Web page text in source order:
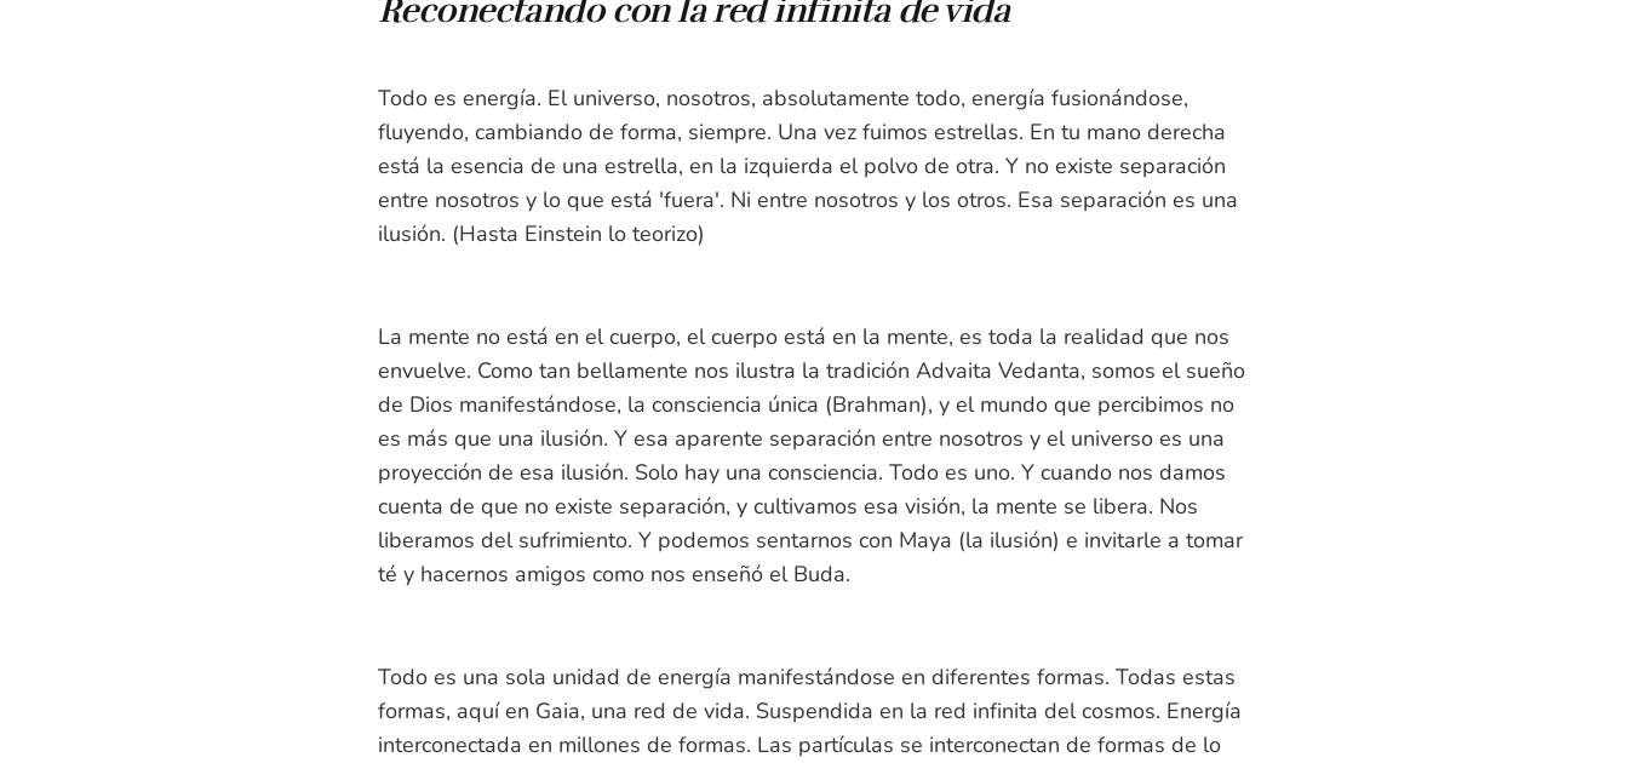
Reconectando con la red infinita de vida
Todo es energía. El universo, nosotros, absolutamente todo, energía fusionándose,
fluyendo, cambiando de forma, siempre. Una vez fuimos estrellas. En tu mano derecha
está la esencia de una estrella, en la izquierda el polvo de otra. Y no existe separación
entre nosotros y lo que está 'fuera'. Ni entre nosotros y los otros. Esa separación es una
ilusión. (Hasta Einstein lo teorizo)
La mente no está en el cuerpo, el cuerpo está en la mente, es toda la realidad que nos
envuelve. Como tan bellamente nos ilustra la tradición Advaita Vedanta, somos el sueño
de Dios manifestándose, la consciencia única (Brahman), y el mundo que percibimos no
es más que una ilusión. Y esa aparente separación entre nosotros y el universo es una
proyección de esa ilusión. Solo hay una consciencia. Todo es uno. Y cuando nos damos
cuenta de que no existe separación, y cultivamos esa visión, la mente se libera. Nos
liberamos del sufrimiento. Y podemos sentarnos con Maya (la ilusión) e invitarle a tomar
té y hacernos amigos como nos enseñó el Buda.
Todo es una sola unidad de energía manifestándose en diferentes formas. Todas estas
formas, aquí en Gaia, una red de vida. Suspendida en la red infinita del cosmos. Energía
interconectada en millones de formas. Las partículas se interconectan de formas de lo